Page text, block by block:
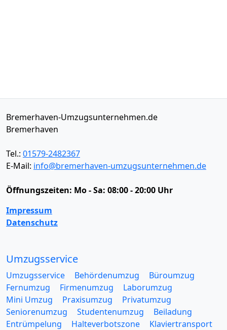
Bremerhaven-Umzugsunternehmen.de
Bremerhaven
Tel.: 01579-2482367
E-Mail: info@bremerhaven-umzugsunternehmen.de
Öffnungszeiten: Mo - Sa: 08:00 - 20:00 Uhr
Impressum
Datenschutz
Umzugsservice
Umzugsservice Behördenumzug
Büroumzug
Fernumzug
Firmenumzug
Laborumzug
Mini Umzug
Praxisumzug
Privatumzug
Seniorenumzug
Studentenumzug
Beiladung
Entrümpelung
Halteverbotszone
Klaviertransport